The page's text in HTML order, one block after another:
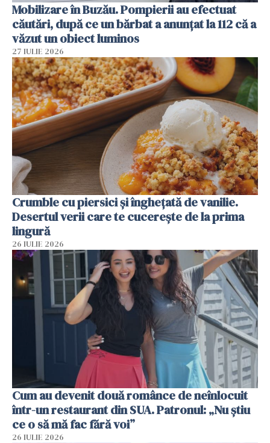
Mobilizare în Buzău. Pompierii au efectuat
căutări, după ce un bărbat a anunțat la 112 că a
văzut un obiect luminos
27 IULIE 2026
Crumble cu piersici și înghețată de vanilie.
Desertul verii care te cucerește de la prima
lingură
26 IULIE 2026
Cum au devenit două românce de neînlocuit
într-un restaurant din SUA. Patronul: „Nu știu
ce o să mă fac fără voi”
26 IULIE 2026